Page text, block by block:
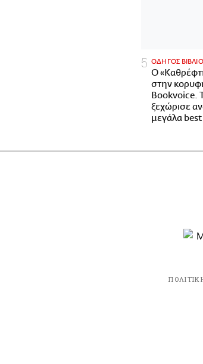
ΟΔΗΓΟΣ
Ο
στην
Bookvoice.
ξεχώρισε
μεγάλα